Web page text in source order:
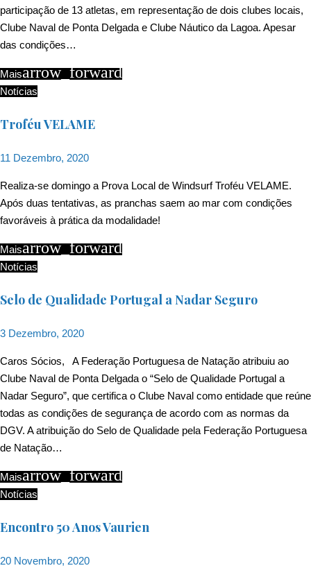
participação de 13 atletas, em representação de dois clubes locais,
Clube Naval de Ponta Delgada e Clube Náutico da Lagoa. Apesar
das condições…
Maisarrow_forward
Notícias
Troféu VELAME
11 Dezembro, 2020
Realiza-se domingo a Prova Local de Windsurf Troféu VELAME.
Após duas tentativas, as pranchas saem ao mar com condições
favoráveis à prática da modalidade!
Maisarrow_forward
Notícias
Selo de Qualidade Portugal a Nadar Seguro
3 Dezembro, 2020
Caros Sócios, A Federação Portuguesa de Natação atribuiu ao
Clube Naval de Ponta Delgada o “Selo de Qualidade Portugal a
Nadar Seguro”, que certifica o Clube Naval como entidade que reúne
todas as condições de segurança de acordo com as normas da
DGV. A atribuição do Selo de Qualidade pela Federação Portuguesa
de Natação…
Maisarrow_forward
Notícias
Encontro 50 Anos Vaurien
20 Novembro, 2020